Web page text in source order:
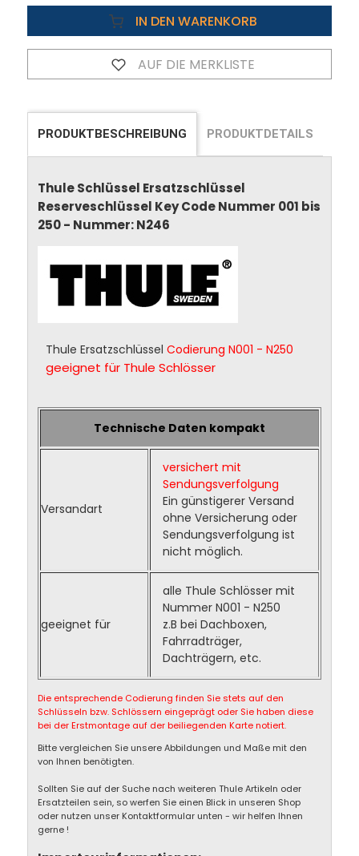
IN DEN WARENKORB
AUF DIE MERKLISTE
PRODUKTBESCHREIBUNG PRODUKTDETAILS
Thule Schlüssel Ersatzschlüssel
Reserveschlüssel Key Code Nummer 001 bis
250 - Nummer: N246
Thule Ersatzschlüssel Codierung N001 - N250
geeignet für Thule Schlösser
Technische Daten kompakt
Versandart
versichert mit
Sendungsverfolgung
Ein günstigerer Versand
ohne Versicherung oder
Sendungsverfolgung ist
nicht möglich.
geeignet für
alle Thule Schlösser mit
Nummer N001 - N250
z.B bei Dachboxen,
Fahrradträger,
Dachträgern, etc.
Die entsprechende Codierung finden Sie stets auf den
Schlüsseln bzw. Schlössern eingeprägt oder Sie haben diese
bei der Erstmontage auf der beiliegenden Karte notiert.
Bitte vergleichen Sie unsere Abbildungen und Maße mit den
von Ihnen benötigten.
Sollten Sie auf der Suche nach weiteren Thule Artikeln oder
Ersatzteilen sein, so werfen Sie einen Blick in unseren Shop
oder nutzen unser Kontaktformular unten - wir helfen Ihnen
gerne !